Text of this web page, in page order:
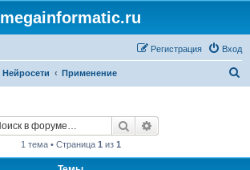
megainformatic.ru
Вход
Регистрация
Нейросети Применение
Поиск
1 тема • Страница 1 из 1